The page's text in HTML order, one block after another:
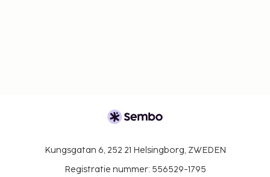
Kungsgatan 6, 252 21 Helsingborg, ZWEDEN
Registratie nummer: 556529-1795